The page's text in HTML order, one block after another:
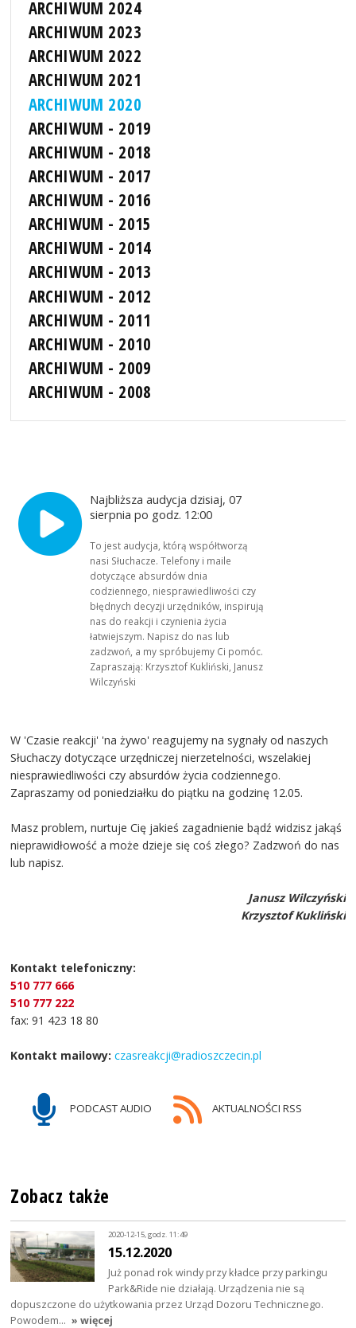
ARCHIWUM 2024
ARCHIWUM 2023
ARCHIWUM 2022
ARCHIWUM 2021
ARCHIWUM 2020
ARCHIWUM - 2019
ARCHIWUM - 2018
ARCHIWUM - 2017
ARCHIWUM - 2016
ARCHIWUM - 2015
ARCHIWUM - 2014
ARCHIWUM - 2013
ARCHIWUM - 2012
ARCHIWUM - 2011
ARCHIWUM - 2010
ARCHIWUM - 2009
ARCHIWUM - 2008
Najbliższa audycja dzisiaj, 07
sierpnia po godz. 12:00
To jest audycja, którą współtworzą
nasi Słuchacze. Telefony i maile
dotyczące absurdów dnia
codziennego, niesprawiedliwości czy
błędnych decyzji urzędników, inspirują
nas do reakcji i czynienia życia
łatwiejszym. Napisz do nas lub
zadzwoń, a my spróbujemy Ci pomóc.
Zapraszają: Krzysztof Kukliński, Janusz
Wilczyński
W 'Czasie reakcji' 'na żywo' reagujemy na sygnały od naszych
Słuchaczy dotyczące urzędniczej nierzetelności, wszelakiej
niesprawiedliwości czy absurdów życia codziennego.
Zapraszamy od poniedziałku do piątku na godzinę 12.05.
Masz problem, nurtuje Cię jakieś zagadnienie bądź widzisz jakąś
nieprawidłowość a może dzieje się coś złego? Zadzwoń do nas
lub napisz.
Janusz Wilczyński
Krzysztof Kukliński
Kontakt telefoniczny:
510 777 666
510 777 222
fax: 91 423 18 80
Kontakt mailowy: czasreakcji@radioszczecin.pl
PODCAST AUDIO AKTUALNOŚCI RSS
Zobacz także
2020-12-15, godz. 11:49
15.12.2020
Już ponad rok windy przy kładce przy parkingu
Park&Ride nie działają. Urządzenia nie są
dopuszczone do użytkowania przez Urząd Dozoru Technicznego.
Powodem… » więcej